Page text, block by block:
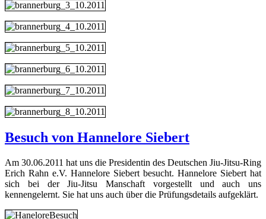
Besuch von Hannelore Siebert
Am 30.06.2011 hat uns die Presidentin des Deutschen Jiu-Jitsu-Ring
Erich Rahn e.V. Hannelore Siebert besucht. Hannelore Siebert hat
sich bei der Jiu-Jitsu Manschaft vorgestellt und auch uns
kennengelernt. Sie hat uns auch über die Prüfungsdetails aufgeklärt.